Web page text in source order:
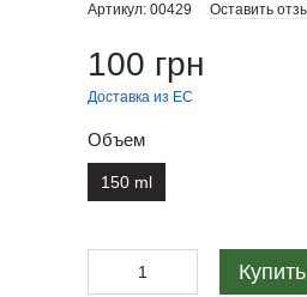
Артикул: 00429 Оставить
100 грн
Доставка из ЕС
Объем
150 ml
Купить